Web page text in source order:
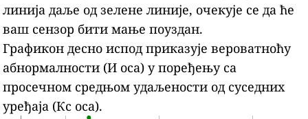
линија даље од зелене линије, очекује се да ће
ваш сензор бити мање поуздан.
Графикон десно испод приказује вероватноћу
абнормалности (И оса) у поређењу са
просечном средњом удаљености од суседних
уређаја (Кс оса).